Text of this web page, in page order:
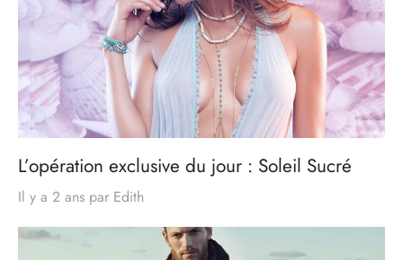
L’opération exclusive du jour : Soleil Sucré
Il y a 2 ans par Edith